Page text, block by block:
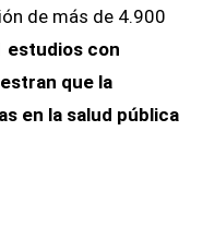
de más de 4.900
estudios con
que la
en la salud pública